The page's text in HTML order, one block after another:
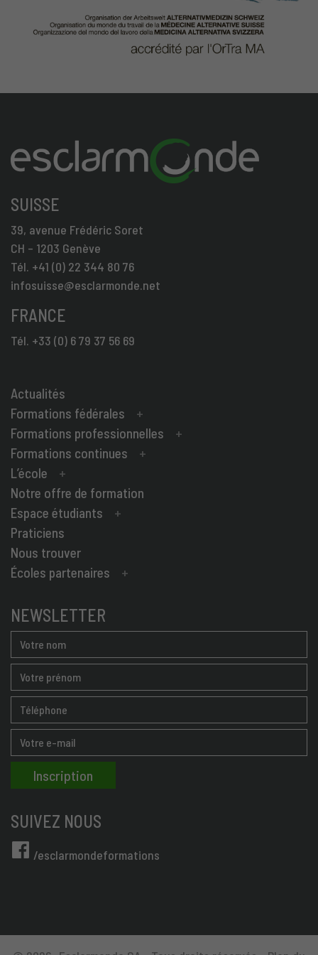
SUISSE
39, avenue Frédéric Soret
CH – 1203 Genève
Tél. +41 (0) 22 344 80 76
infosuisse@esclarmonde.net
FRANCE
Tél. +33 (0) 6 79 37 56 69
Actualités
Formations fédérales
Formations professionnelles
Formations continues
L’école
Notre offre de formation
Espace étudiants
Praticiens
Nous trouver
Écoles partenaires
NEWSLETTER
SUIVEZ NOUS
/esclarmondeformations